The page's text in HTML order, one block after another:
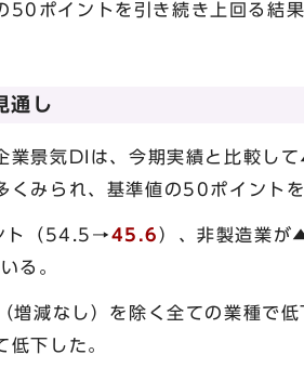
50ポイントを引き続き上回る結果
通し
業景気DIは、今期実績と比較
くみられ、基準値の50ポイント
ト（54.5→45.6 ）、非製造業
る。
減なし）を除く全ての業種で
低下した。